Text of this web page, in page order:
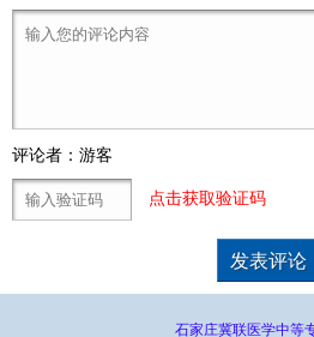
评论者：游客
点击获取验证码
石家庄冀联医学中等